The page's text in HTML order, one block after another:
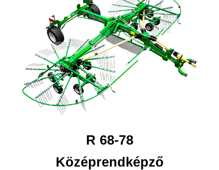
R 68-78
Középrendképző